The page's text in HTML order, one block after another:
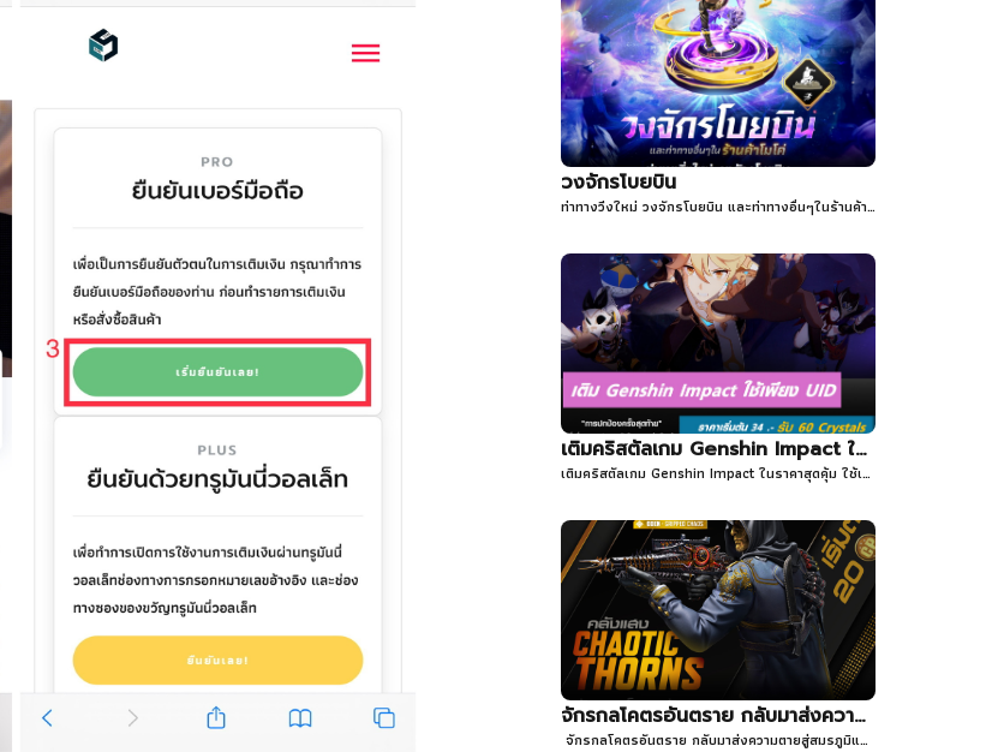
วงจักรโบยบิน
ท่าทางวิ่งใหม่ วงจักรโบยบิน และท่าทางอื่นๆในร้านค้าโมโค่
เติมคริสตัลเกม Genshin Impact ในราคาสุดคุ้ม
เติมคริสตัลเกม Genshin Impact ในราคาสุดคุ้ม ใช้เพียง uid
จักรกลโคตรอันตราย กลับมาส่งความตายสู่สมรภูมิแล้ว!
จักรกลโคตรอันตราย กลับมาส่งความตายสู่สมรภูมิแล้ว!